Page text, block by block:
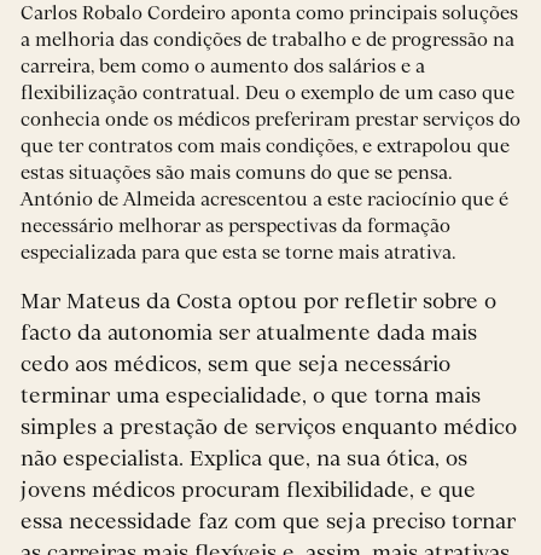
Carlos Robalo Cordeiro aponta como principais soluções
a melhoria das condições de trabalho e de progressão na
carreira, bem como o aumento dos salários e a
flexibilização contratual. Deu o exemplo de um caso que
conhecia onde os médicos preferiram prestar serviços do
que ter contratos com mais condições, e extrapolou que
estas situações são mais comuns do que se pensa.
António de Almeida acrescentou a este raciocínio que é
necessário melhorar as perspectivas da formação
especializada para que esta se torne mais atrativa.
Mar Mateus da Costa optou por refletir sobre o
facto da autonomia ser atualmente dada mais
cedo aos médicos, sem que seja necessário
terminar uma especialidade, o que torna mais
simples a prestação de serviços enquanto médico
não especialista. Explica que, na sua ótica, os
jovens médicos procuram flexibilidade, e que
essa necessidade faz com que seja preciso tornar